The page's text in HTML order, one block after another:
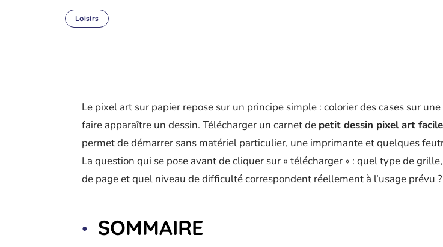
Loisirs
Le pixel art sur papier repose sur un principe simple : colorier des cases sur
faire apparaître un dessin. Télécharger un carnet de petit dessin pixel art facile
permet de démarrer sans matériel particulier, une imprimante et quelques
La question qui se pose avant de cliquer sur « télécharger » : quel type de
de page et quel niveau de difficulté correspondent réellement à l’usage prévu ?
SOMMAIRE